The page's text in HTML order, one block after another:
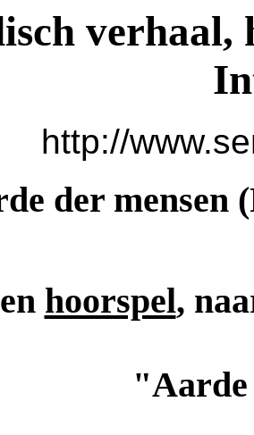
verhaal,
http://
der mensen
hoorspel,
"Aarde